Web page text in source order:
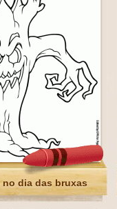
no dia das bruxas